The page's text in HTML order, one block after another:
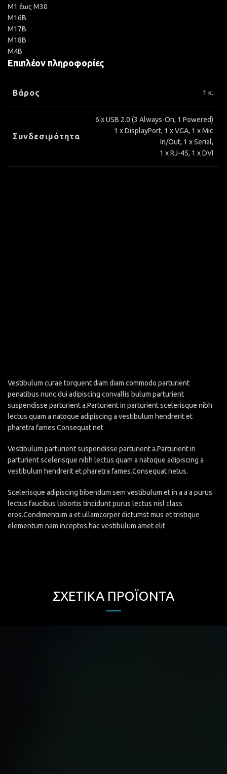
M1 έως M30
M16B
M17B
M18B
M4B
Επιπλέον πληροφορίες
Βάρος 1 κ.
Συνδεσιμότητα
6 x USB 2.0 (3 Always-On, 1 Powered)
1 x DisplayPort, 1 x VGA, 1 x Mic
In/Out, 1 x Serial,
1 x RJ-45, 1 x DVI
Vestibulum curae torquent diam diam commodo parturient
penatibus nunc dui adipiscing convallis bulum parturient
suspendisse parturient a.Parturient in parturient scelerisque nibh
lectus quam a natoque adipiscing a vestibulum hendrerit et
pharetra fames.Consequat net
Vestibulum parturient suspendisse parturient a.Parturient in
parturient scelerisque nibh lectus quam a natoque adipiscing a
vestibulum hendrerit et pharetra fames.Consequat netus.
Scelerisque adipiscing bibendum sem vestibulum et in a a a purus
lectus faucibus lobortis tincidunt purus lectus nisl class
eros.Condimentum a et ullamcorper dictumst mus et tristique
elementum nam inceptos hac vestibulum amet elit
ΣΧΕΤΙΚΆ ΠΡΟΪΌΝΤΑ